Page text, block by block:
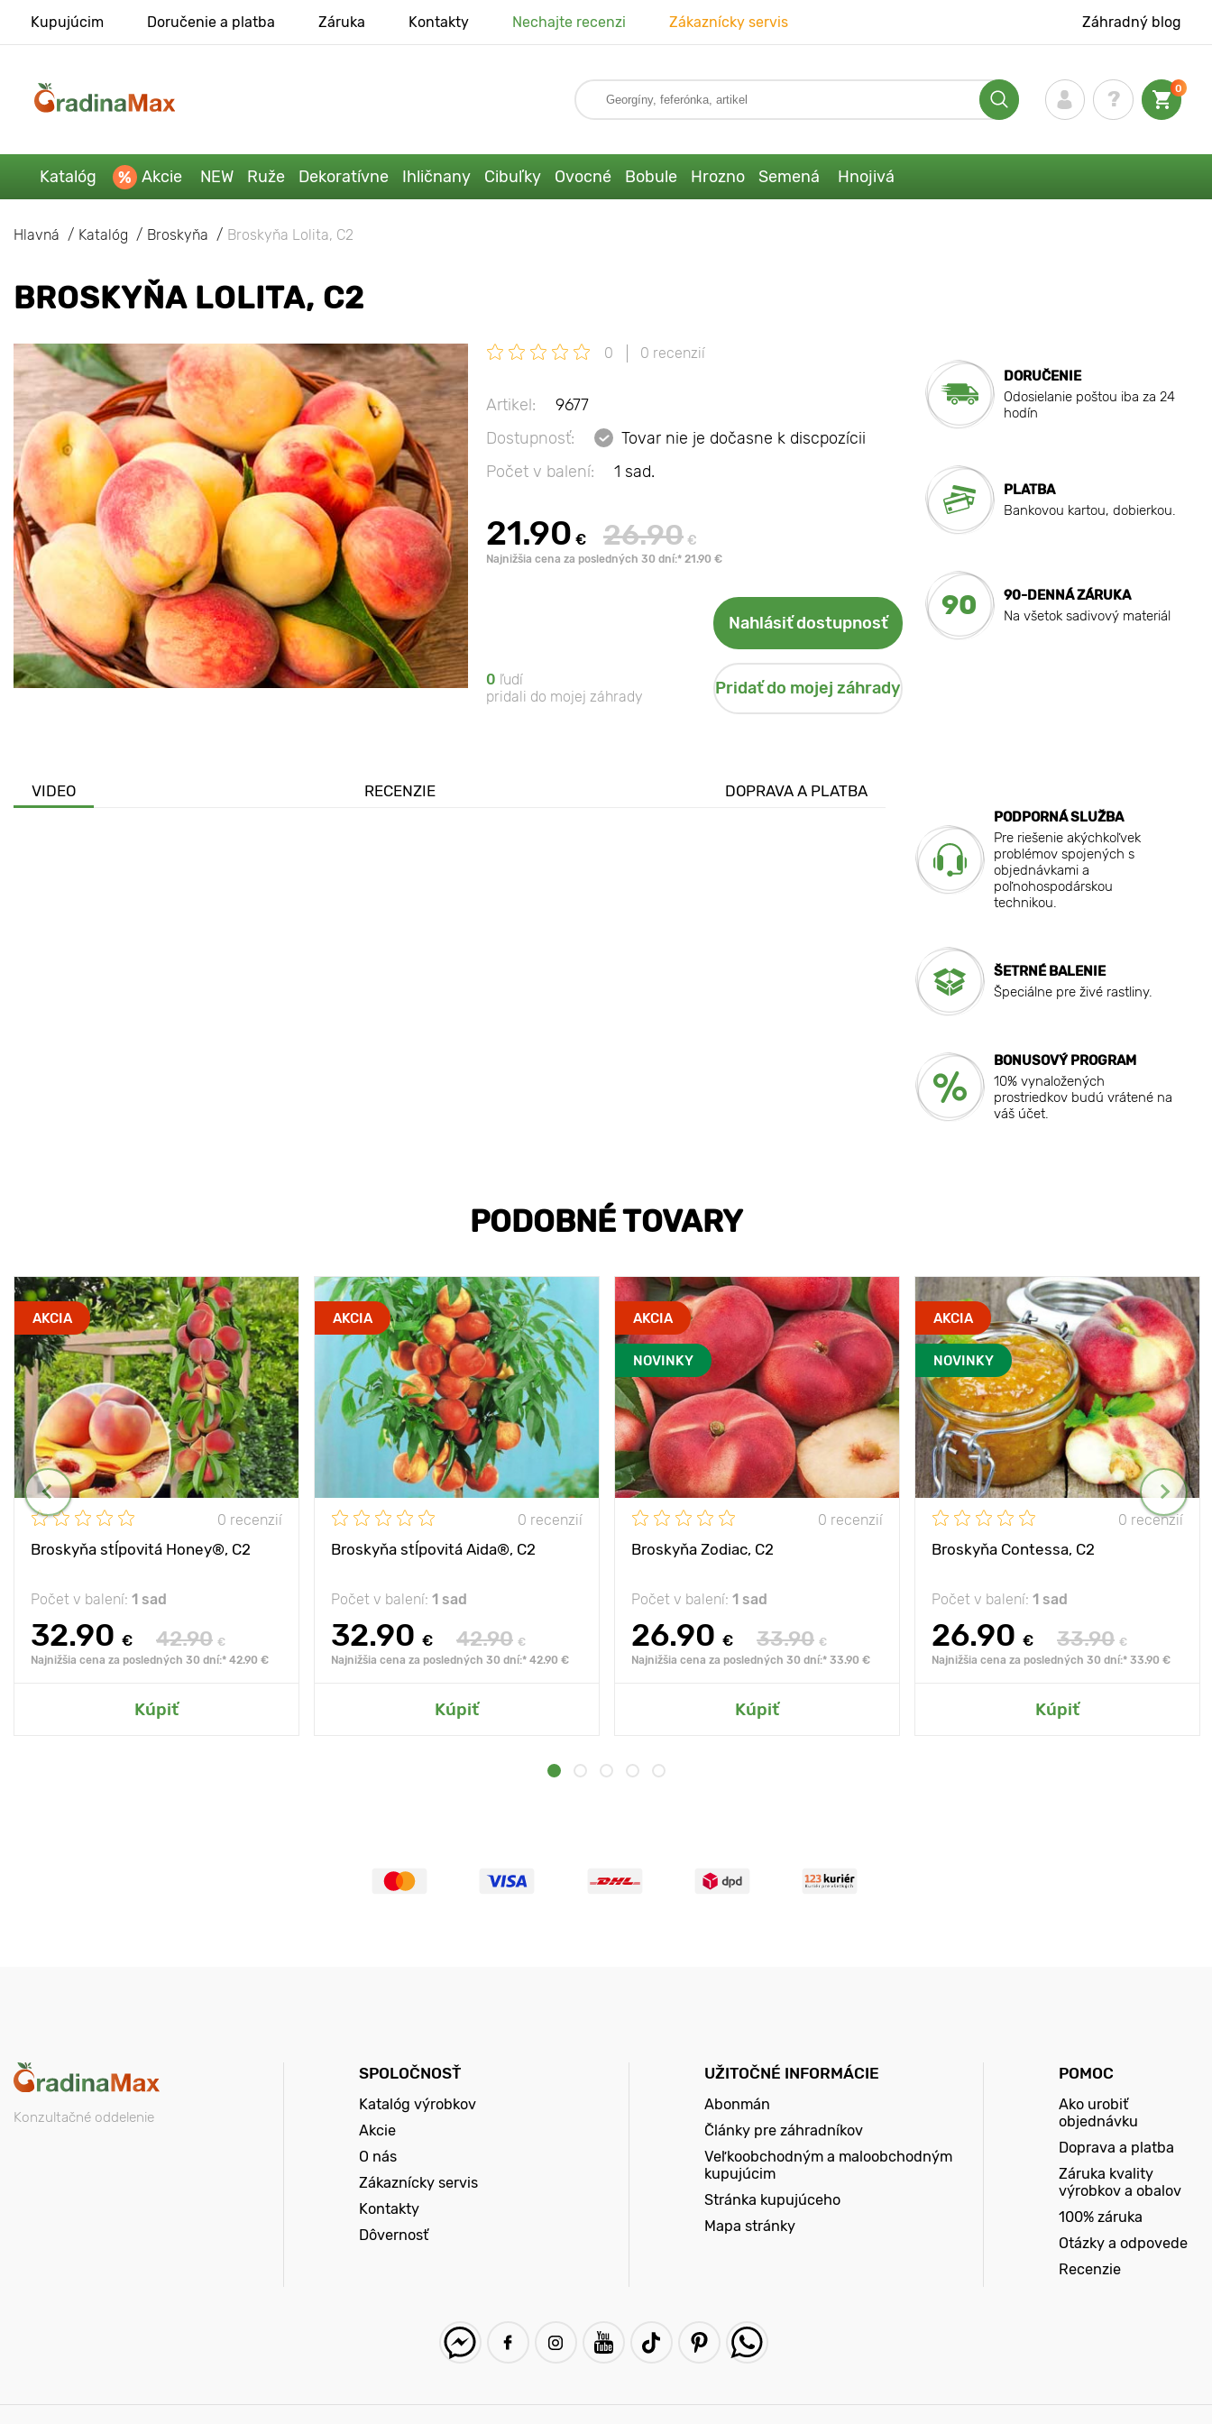
Kupujúcim Doručenie a platba Záruka Kontakty Nechajte recenzi Zákaznícky servis Záhradný blog
0
Katalóg Akcie NEW Ruže Dekoratívne Ihličnany Cibuľky Ovocné Bobule Hrozno Semená Hnojivá
Hlavná Katalóg Broskyňa Broskyňa Lolita, C2
BROSKYŇA LOLITA, C2
0 0 recenzií
Artikel:
9677
Dostupnosť:
Tovar nie je dočasne k discpozícii
Počet v balení:
1 sad.
21.90 € 26.90 €
Najnižšia cena za posledných 30 dní:* 21.90 €
Nahlásiť dostupnosť
0 ľudí
pridali do mojej záhrady
Pridať do mojej záhrady
DORUČENIE
Odosielanie poštou iba za 24
hodín
PLATBA
Bankovou kartou, dobierkou.
90
90-DENNÁ ZÁRUKA
Na všetok sadivový materiál
VIDEO RECENZIE DOPRAVA A PLATBA
PODPORNÁ SLUŽBA
Pre riešenie akýchkoľvek
problémov spojených s
objednávkami a
poľnohospodárskou
technikou.
ŠETRNÉ BALENIE
Špeciálne pre živé rastliny.
BONUSOVÝ PROGRAM
10% vynaložených
prostriedkov budú vrátené na
váš účet.
PODOBNÉ TOVARY
AKCIA
0 recenzií
Broskyňa stĺpovitá Honey®, C2
Počet v balení: 1 sad
32.90 € 42.90 €
Najnižšia cena za posledných 30 dní:* 42.90 €
Kúpiť
AKCIA
0 recenzií
Broskyňa stĺpovitá Aida®, C2
Počet v balení: 1 sad
32.90 € 42.90 €
Najnižšia cena za posledných 30 dní:* 42.90 €
Kúpiť
AKCIA
NOVINKY
0 recenzií
Broskyňa Zodiac, C2
Počet v balení: 1 sad
26.90 € 33.90 €
Najnižšia cena za posledných 30 dní:* 33.90 €
Kúpiť
AKCIA
NOVINKY
0 recenzií
Broskyňa Contessa, C2
Počet v balení: 1 sad
26.90 € 33.90 €
Najnižšia cena za posledných 30 dní:* 33.90 €
Kúpiť
Konzultačné oddelenie
SPOLOČNOSŤ
Katalóg výrobkov
Akcie
O nás
Zákaznícky servis
Kontakty
Dôvernosť
UŽITOČNÉ INFORMÁCIE
Abonmán
Články pre záhradníkov
Veľkoobchodným a maloobchodným
kupujúcim
Stránka kupujúceho
Mapa stránky
POMOC
Ako urobiť
objednávku
Doprava a platba
Záruka kvality
výrobkov a obalov
100% záruka
Otázky a odpovede
Recenzie